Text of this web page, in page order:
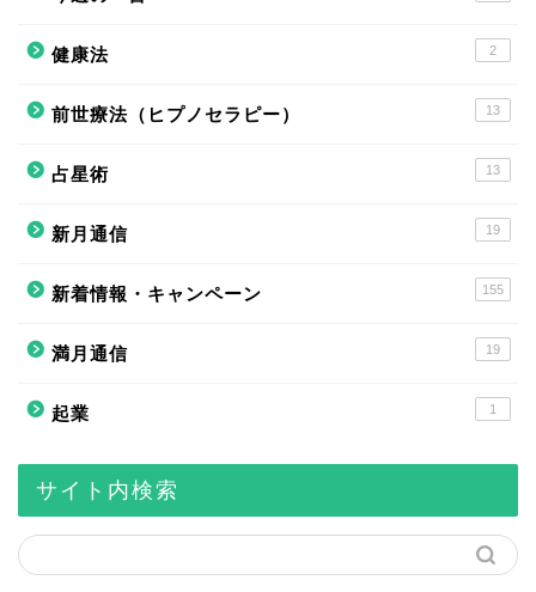
健康法 2
前世療法（ヒプノセラピー） 13
占星術 13
新月通信 19
新着情報・キャンペーン 155
満月通信 19
起業 1
サイト内検索